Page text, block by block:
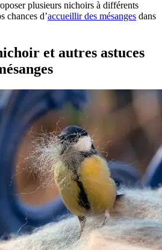
plusieurs nichoirs à différents
chances d’accueillir des mésanges dans
et autres astuces